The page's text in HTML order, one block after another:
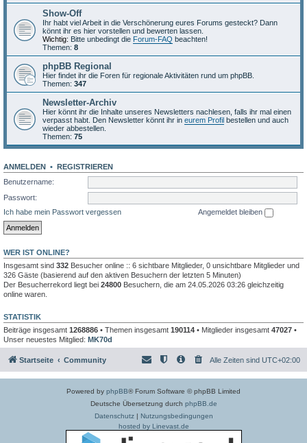
Show-Off
Ihr habt viel Arbeit in die Verschönerung eures Forums gesteckt? Dann
könnt ihr es hier vorstellen und bewerten lassen.
Wichtig: Bitte unbedingt die Forum-FAQ beachten!
Themen: 8
phpBB Regional
Hier findet ihr die Foren für regionale Aktivitäten rund um phpBB.
Themen: 347
Newsletter-Archiv
Hier könnt ihr die Inhalte unseres Newsletters nachlesen, falls ihr mal einen
verpasst habt. Den Newsletter könnt ihr in eurem Profil bestellen und auch
wieder abbestellen.
Themen: 75
ANMELDEN • REGISTRIEREN
Benutzername:
Passwort:
Ich habe mein Passwort vergessen
Angemeldet bleiben
WER IST ONLINE?
Insgesamt sind 332 Besucher online :: 6 sichtbare Mitglieder, 0 unsichtbare Mitglieder und
326 Gäste (basierend auf den aktiven Besuchern der letzten 5 Minuten)
Der Besucherrekord liegt bei 24800 Besuchern, die am 24.05.2026 03:26 gleichzeitig
online waren.
STATISTIK
Beiträge insgesamt 1268886 • Themen insgesamt 190114 • Mitglieder insgesamt 47027 •
Unser neuestes Mitglied: MK70d
Startseite Community Alle Zeiten sind UTC+02:00
Powered by phpBB® Forum Software © phpBB Limited
Deutsche Übersetzung durch phpBB.de
Datenschutz| Nutzungsbedingungen
hosted by Linevast.de